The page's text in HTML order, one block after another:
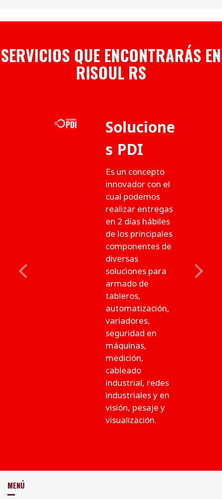
SERVICIOS QUE ENCONTRARÁS EN
RISOUL RS
Solucione
s PDI
Es un concepto
innovador con el
cual podemos
realizar entregas
en 2 días hábiles
de los principales
componentes de
diversas
soluciones para
armado de
tableros,
automatización,
variadores,
seguridad en
máquinas,
medición,
cableado
industrial, redes
industriales y en
visión, pesaje y
visualización.
Previous Next
MENÚ